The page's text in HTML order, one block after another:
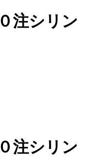
注シリン
注シリン